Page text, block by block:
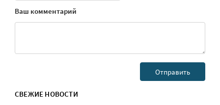
Ваш комментарий
СВЕЖИЕ НОВОСТИ